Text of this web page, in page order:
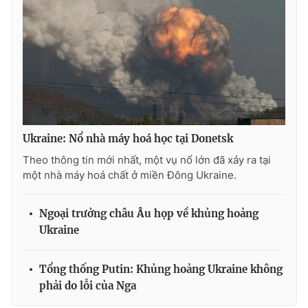
THỜI BÁO VTV
Theo dõi báo trên
Cơ quan chủ quản:Đài Truyền hình Việt Nam
Giấy phép hoạt động báo in và báo điện tử số 483/GP-BTTTT
cấp ngày 29/12/2023
Phó Tổng Biên tập:
Nguyễn Thị Mỹ Hạnh, Phạm Quốc Thắng,
Nguyễn Trọng Ninh
Tổng đài VTV:
024.38 355 931 - 024.38 355 932
Ukraine: Nổ nhà máy hoá học tại Donetsk
Theo thông tin mới nhất, một vụ nổ lớn đã xảy ra tại
một nhà máy hoá chất ở miền Đông Ukraine.
Ngoại trưởng châu Âu họp về khủng hoảng
Ukraine
Tổng thống Putin: Khủng hoảng Ukraine không
phải do lỗi của Nga